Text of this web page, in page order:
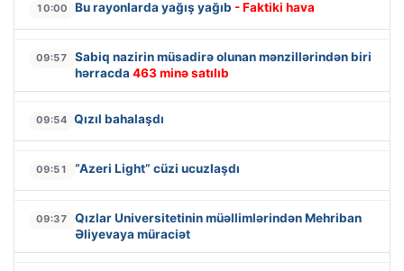
10:00 Bu rayonlarda yağış yağıb - Faktiki hava
09:57
Sabiq nazirin müsadirə olunan mənzillərindən biri
hərracda 463 minə satılıb
09:54 Qızıl bahalaşdı
09:51 “Azeri Light” cüzi ucuzlaşdı
09:37
Qızlar Universitetinin müəllimlərindən Mehriban
Əliyevaya müraciət